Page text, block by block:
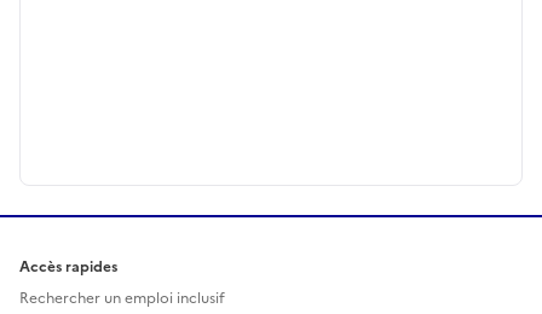
Accès rapides
Rechercher un emploi inclusif